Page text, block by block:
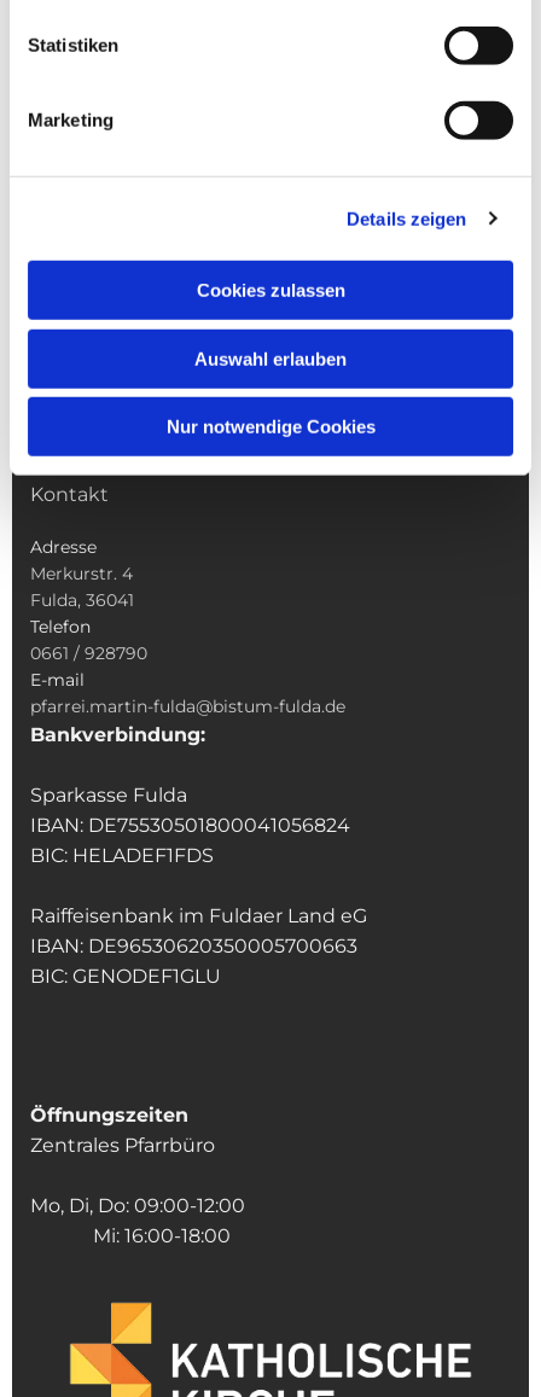
Statistiken
Marketing
Details zeigen
Cookies zulassen
Auswahl erlauben
Nur notwendige Cookies
Gottesdienste
Veranstaltungen & Angebote
Kindertagesstätte St. Andreas
Kontakt
Adresse
Merkurstr. 4
Fulda, 36041
Telefon
0661 / 928790
E-mail
pfarrei.martin-fulda@bistum-fulda.de
Bankverbindung:
Sparkasse Fulda
IBAN: DE75530501800041056824
BIC: HELADEF1FDS
Raiffeisenbank im Fuldaer Land eG
IBAN: DE96530620350005700663
BIC: GENODEF1GLU
Öffnungszeiten
Zentrales Pfarrbüro
Mo, Di, Do: 09:00-12:00
Mi: 16:00-18:00